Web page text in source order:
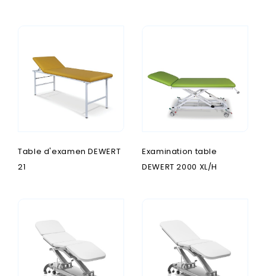
Table d'examen DEWERT
21
Examination table
DEWERT 2000 XL/H